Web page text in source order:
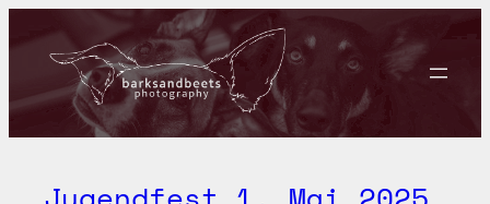
Inhalt
springen